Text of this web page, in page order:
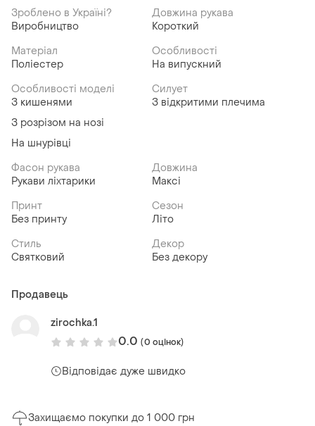
Зроблено в Україні?
Виробництво
Довжина рукава
Короткий
Матеріал
Поліестер
Особливості
На випускний
Особливості моделі
З кишенями
З розрізом на нозі
На шнурівці
Силует
З відкритими плечима
Фасон рукава
Рукави ліхтарики
Довжина
Максі
Принт
Без принту
Сезон
Літо
Стиль
Святковий
Декор
Без декору
Продавець
zirochka.1
0.0 (0 оцінок)
Відповідає дуже швидко
Захищаємо покупки до 1 000 грн